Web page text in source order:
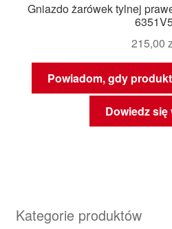
Gniazdo żarówek tylnej
215,00
Powiadom, gdy
Dowiedz się
Kategorie produktów